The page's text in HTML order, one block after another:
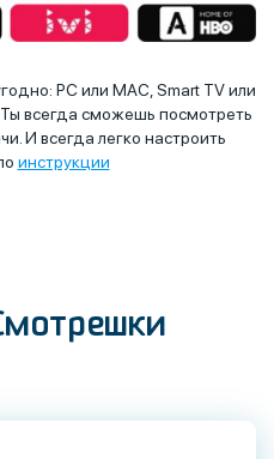
PC или MAC, Smart TV или
всегда сможешь посмотреть
И всегда легко настроить
инструкции